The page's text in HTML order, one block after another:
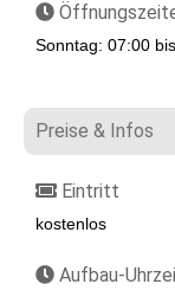
Sonntag: 07:00
Preise & Infos
Eintritt
kostenlos
Aufbau-